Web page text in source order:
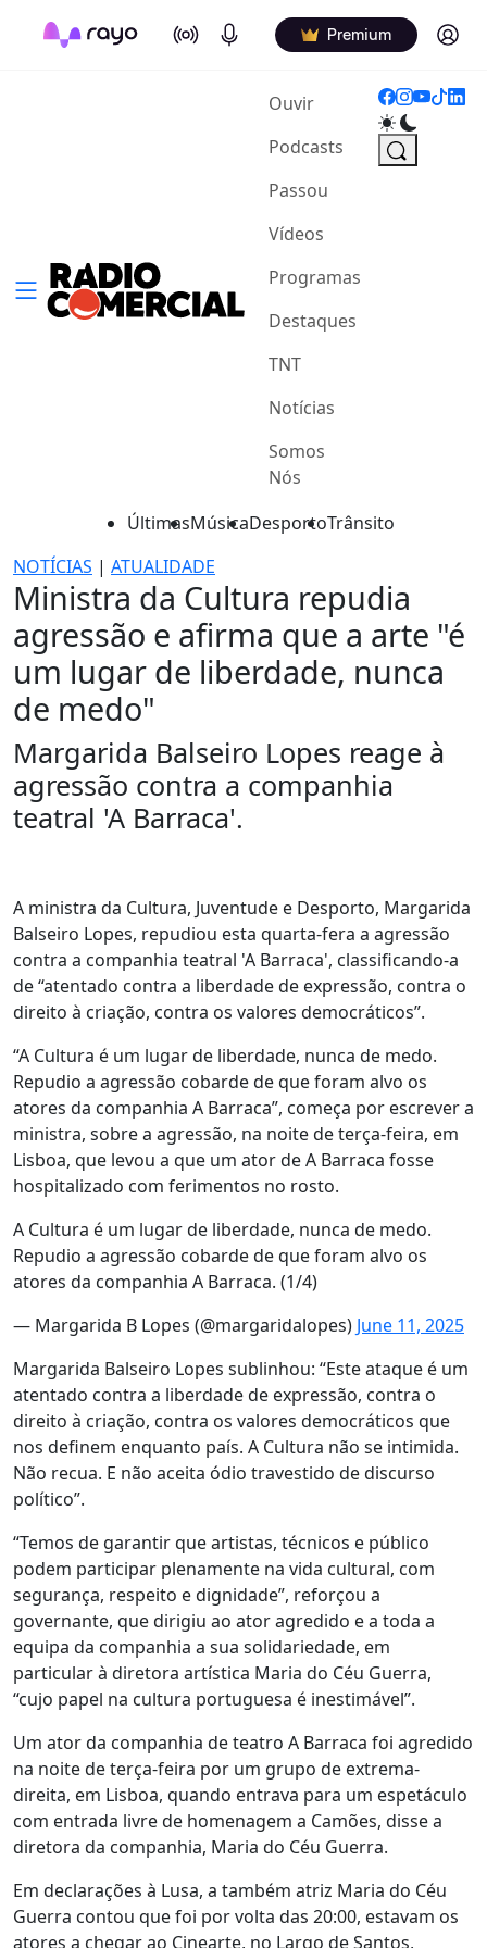
On Air Podcasts Premium Log in
Ouvir(current)
Podcasts
Passou
Vídeos
Programas
Destaques
TNT
Notícias
Somos
Nós
ÚltimasMúsicaDesportoTrânsito
NOTÍCIAS | ATUALIDADE
Ministra da Cultura repudia
agressão e afirma que a arte "é
um lugar de liberdade, nunca
de medo"
Margarida Balseiro Lopes reage à
agressão contra a companhia
teatral 'A Barraca'.
A ministra da Cultura, Juventude e Desporto, Margarida
Balseiro Lopes, repudiou esta quarta-fera a agressão
contra a companhia teatral 'A Barraca', classificando-a
de “atentado contra a liberdade de expressão, contra o
direito à criação, contra os valores democráticos”.
“A Cultura é um lugar de liberdade, nunca de medo.
Repudio a agressão cobarde de que foram alvo os
atores da companhia A Barraca”, começa por escrever a
ministra, sobre a agressão, na noite de terça-feira, em
Lisboa, que levou a que um ator de A Barraca fosse
hospitalizado com ferimentos no rosto.
A Cultura é um lugar de liberdade, nunca de medo.
Repudio a agressão cobarde de que foram alvo os
atores da companhia A Barraca. (1/4)
— Margarida B Lopes (@margaridalopes) June 11, 2025
Margarida Balseiro Lopes sublinhou: “Este ataque é um
atentado contra a liberdade de expressão, contra o
direito à criação, contra os valores democráticos que
nos definem enquanto país. A Cultura não se intimida.
Não recua. E não aceita ódio travestido de discurso
político”.
“Temos de garantir que artistas, técnicos e público
podem participar plenamente na vida cultural, com
segurança, respeito e dignidade”, reforçou a
governante, que dirigiu ao ator agredido e a toda a
equipa da companhia a sua solidariedade, em
particular à diretora artística Maria do Céu Guerra,
“cujo papel na cultura portuguesa é inestimável”.
Um ator da companhia de teatro A Barraca foi agredido
na noite de terça-feira por um grupo de extrema-
direita, em Lisboa, quando entrava para um espetáculo
com entrada livre de homenagem a Camões, disse a
diretora da companhia, Maria do Céu Guerra.
Em declarações à Lusa, a também atriz Maria do Céu
Guerra contou que foi por volta das 20:00, estavam os
atores a chegar ao Cinearte, no Largo de Santos,